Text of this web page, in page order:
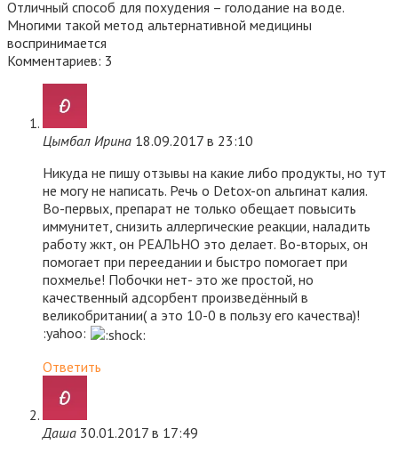
Отличный способ для похудения – голодание на воде.
Многими такой метод альтернативной медицины
воспринимается
Комментариев: 3
Цымбал Ирина 18.09.2017 в 23:10
Никуда не пишу отзывы на какие либо продукты, но тут
не могу не написать. Речь о Detox-on альгинат калия.
Во-первых, препарат не только обещает повысить
иммунитет, снизить аллергические реакции, наладить
работу жкт, он РЕАЛЬНО это делает. Во-вторых, он
помогает при переедании и быстро помогает при
похмелье! Побочки нет- это же простой, но
качественный адсорбент произведённый в
великобритании( а это 10-0 в пользу его качества)!
:yahoo:
Ответить
Даша 30.01.2017 в 17:49